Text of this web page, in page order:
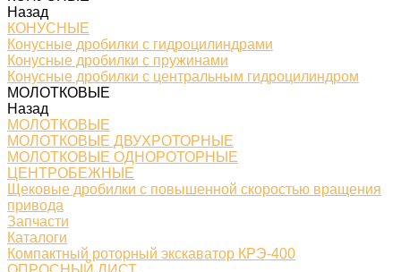
Назад
КОНУСНЫЕ
Конусные дробилки с гидроцилиндрами
Конусные дробилки с пружинами
Конусные дробилки с центральным гидроцилиндром
МОЛОТКОВЫЕ
Назад
МОЛОТКОВЫЕ
МОЛОТКОВЫЕ ДВУХРОТОРНЫЕ
МОЛОТКОВЫЕ ОДНОРОТОРНЫЕ
ЦЕНТРОБЕЖНЫЕ
Щековые дробилки с повышенной скоростью вращения
привода
Запчасти
Каталоги
Компактный роторный экскаватор КРЭ-400